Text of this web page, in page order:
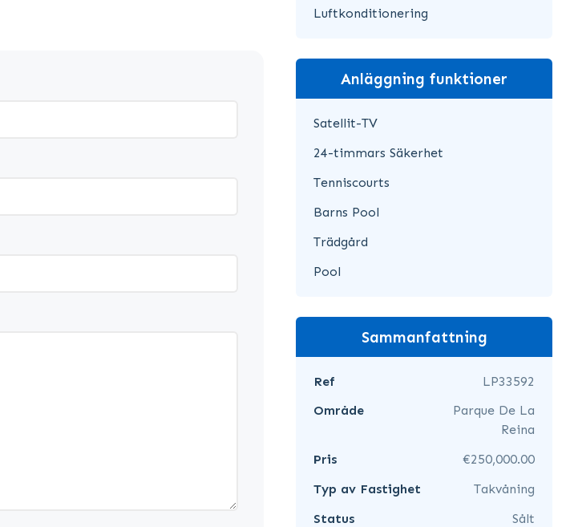
Luftkonditionering
Anläggning funktioner
Satellit-TV
24-timmars Säkerhet
Tenniscourts
Barns Pool
Trädgård
Pool
Sammanfattning
Ref
LP33592
Område
Parque De La
Reina
Pris
€250,000.00
Typ av Fastighet
Takvåning
Status
Sålt